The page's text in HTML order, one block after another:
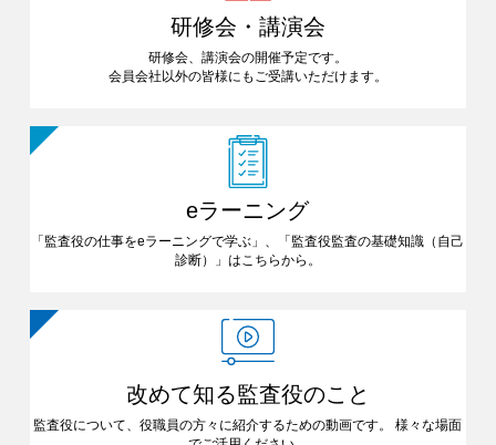
研修会・講演会
研修会、講演会の開催予定です。
会員会社以外の皆様にも ご受講いただけます。
eラーニング
「監査役の仕事をeラーニングで学ぶ」、「監査役監査の基礎知識 （自己
診断）」はこちらから。
改めて知る監査役のこと
監査役について、役職員の方々に紹介するための動画です。
様々な場面